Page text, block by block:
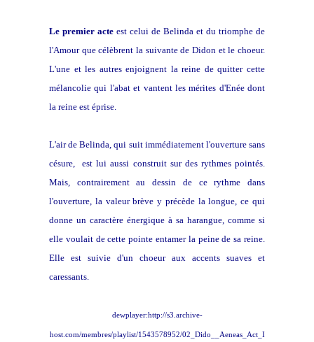
Le premier acte est celui de Belinda et du triomphe de
l'Amour que célèbrent la suivante de Didon et le choeur.
L'une et les autres enjoignent la reine de quitter cette
mélancolie qui l'abat et vantent les mérites d'Enée dont
la reine est éprise.
L'air de Belinda, qui suit immédiatement l'ouverture sans
césure, est lui aussi construit sur des rythmes pointés.
Mais, contrairement au dessin de ce rythme dans
l'ouverture, la valeur brève y précède la longue, ce qui
donne un caractère énergique à sa harangue, comme si
elle voulait de cette pointe entamer la peine de sa reine.
Elle est suivie d'un choeur aux accents suaves et
caressants.
dewplayer:http://s3.archive-
host.com/membres/playlist/1543578952/02_Dido__Aeneas_Act_I